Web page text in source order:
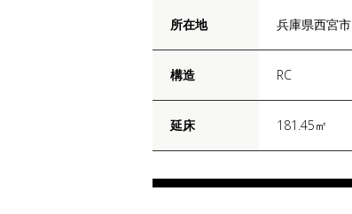
所在地 兵庫県西宮市
構造 RC
延床 181.45㎡